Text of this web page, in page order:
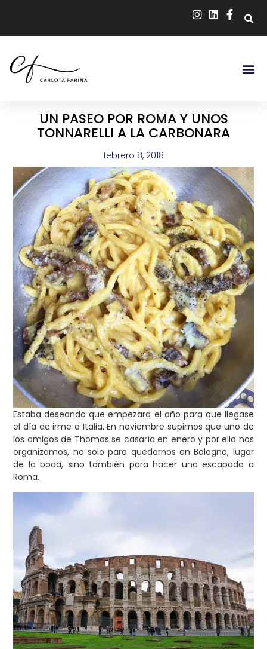
UN PASEO POR ROMA Y UNOS
TONNARELLI A LA CARBONARA
febrero 8, 2018
Estaba deseando que empezara el año para que llegase
el día de irme a Italia. En noviembre supimos que uno de
los amigos de Thomas se casaría en enero y por ello nos
organizamos, no solo para quedarnos en Bologna, lugar
de la boda, sino también para hacer una escapada a
Roma.